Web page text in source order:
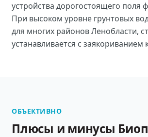
устройства дорогостоящего поля
При высоком уровне грунтовых
для многих районов Ленобласти,
устанавливается с заякориванием
ОБЪЕКТИВНО
Плюсы и минусы